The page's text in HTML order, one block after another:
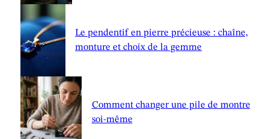
Le pendentif en pierre précieuse : chaîne,
monture et choix de la gemme
Comment changer une pile de montre
soi-même